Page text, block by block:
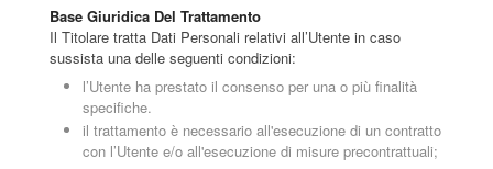
Base Giuridica Del Trattamento
Il Titolare tratta Dati Personali relativi all’Utente in caso
sussista una delle seguenti condizioni:
l’Utente ha prestato il consenso per una o più finalità
specifiche.
il trattamento è necessario all'esecuzione di un contratto
con l’Utente e/o all'esecuzione di misure precontrattuali;